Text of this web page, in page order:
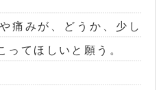
痛みが、どうか、少し
ってほしいと願う。